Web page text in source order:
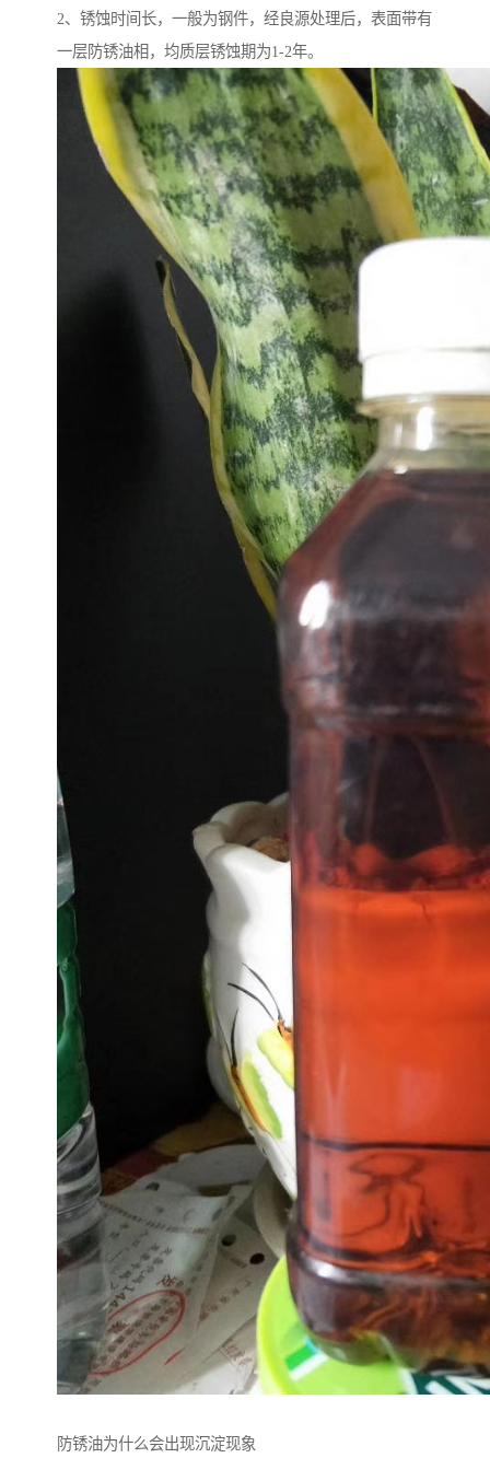
2、锈蚀时间长，一般为钢件，经良源处理后，表面带有
一层防锈油相，均质层锈蚀期为1-2年。
防锈油为什么会出现沉淀现象